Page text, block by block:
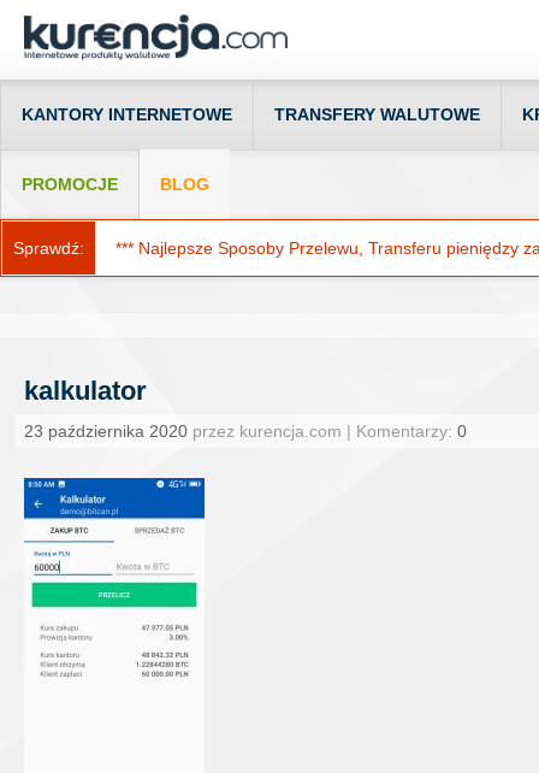
KANTORY INTERNETOWE TRANSFERY WALUTOWE
PROMOCJE BLOG
Sprawdź: *** Najlepsze Sposoby Przelewu, Transferu pieniędzy
kalkulator
23 października 2020 przez kurencja.com | Komentarzy: 0